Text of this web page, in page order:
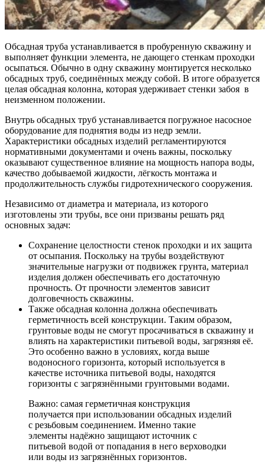
Обсадная труба устанавливается в пробуренную скважину и
выполняет функции элемента, не дающего стенкам проходки
осыпаться. Обычно в одну скважину монтируется несколько
обсадных труб, соединённых между собой. В итоге образуется
целая обсадная колонна, которая удерживает стенки забоя в
неизменном положении.
Внутрь обсадных труб устанавливается погружное насосное
оборудование для поднятия воды из недр земли.
Характеристики обсадных изделий регламентируются
нормативными документами и очень важны, поскольку
оказывают существенное влияние на мощность напора воды,
качество добываемой жидкости, лёгкость монтажа и
продолжительность службы гидротехнического сооружения.
Независимо от диаметра и материала, из которого
изготовлены эти трубы, все они призваны решать ряд
основных задач:
Сохранение целостности стенок проходки и их защита
от осыпания. Поскольку на трубы воздействуют
значительные нагрузки от подвижек грунта, материал
изделия должен обеспечивать его достаточную
прочность. От прочности элементов зависит
долговечность скважины.
Также обсадная колонна должна обеспечивать
герметичность всей конструкции. Таким образом,
грунтовые воды не смогут просачиваться в скважину и
влиять на характеристики питьевой воды, загрязняя её.
Это особенно важно в условиях, когда выше
водоносного горизонта, который используется в
качестве источника питьевой воды, находятся
горизонты с загрязнёнными грунтовыми водами.
Важно: самая герметичная конструкция
получается при использовании обсадных изделий
с резьбовым соединением. Именно такие
элементы надёжно защищают источник с
питьевой водой от попадания в него верховодки
или воды из загрязнённых горизонтов.